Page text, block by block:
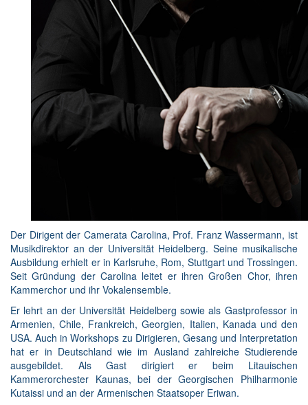
Der Dirigent der Camerata Carolina, Prof. Franz Wassermann, ist
Musikdirektor an der Universität Heidelberg. Seine musikalische
Ausbildung erhielt er in Karlsruhe, Rom, Stuttgart und Trossingen.
Seit Gründung der Carolina leitet er ihren Großen Chor, ihren
Kammerchor und ihr Vokalensemble.
Er lehrt an der Universität Heidelberg sowie als Gastprofessor in
Armenien, Chile, Frankreich, Georgien, Italien, Kanada und den
USA. Auch in Workshops zu Dirigieren, Gesang und Interpretation
hat er in Deutschland wie im Ausland zahlreiche Studierende
ausgebildet. Als Gast dirigiert er beim Litauischen
Kammerorchester Kaunas, bei der Georgischen Philharmonie
Kutaissi und an der Armenischen Staatsoper Eriwan.